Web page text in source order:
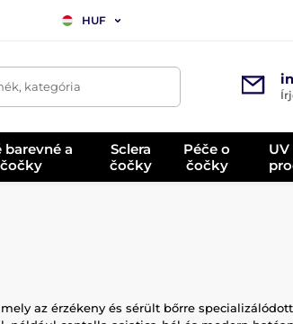
HUF
kategória
a
Sclera
čočky
Péče o
čočky
az érzékeny és sérült bőrre